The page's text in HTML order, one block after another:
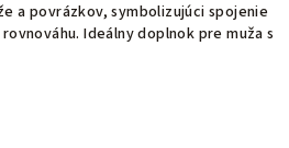
a povrázkov, symbolizujúci spojenie
Ideálny doplnok pre muža s